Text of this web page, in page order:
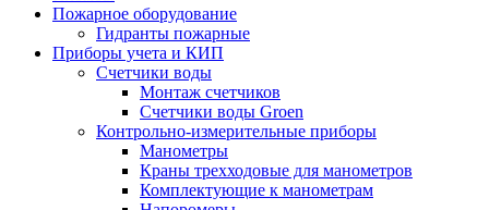
Пожарное оборудование
Гидранты пожарные
Приборы учета и КИП
Счетчики воды
Монтаж счетчиков
Счетчики воды Groen
Контрольно-измерительные приборы
Манометры
Краны трехходовые для манометров
Комплектующие к манометрам